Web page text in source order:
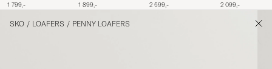
1 799,- 1 899,-
Brown
2 599,- 2 099,-
SKO / LOAFERS / PENNY LOAFERS